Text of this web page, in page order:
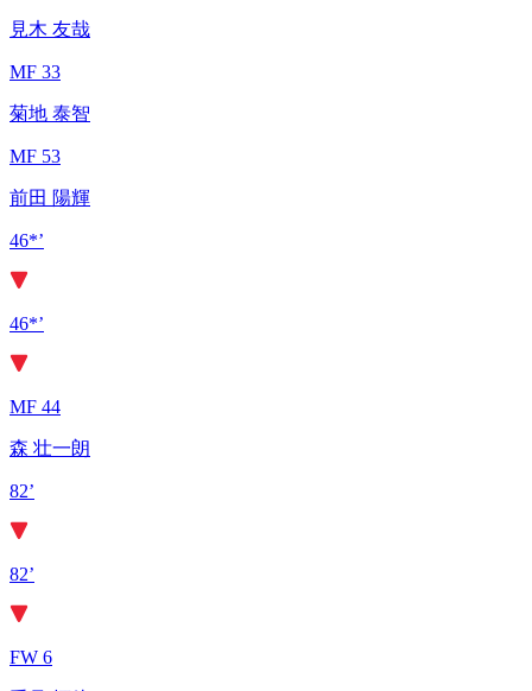
見木 友哉
MF 33
菊地 泰智
MF 53
前田 陽輝
46*’
46*’
MF 44
森 壮一朗
82’
82’
FW 6